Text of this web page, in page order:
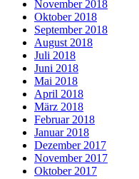
November 2018
Oktober 2018
September 2018
August 2018
Juli 2018
Juni 2018
Mai 2018
April 2018
März 2018
Februar 2018
Januar 2018
Dezember 2017
November 2017
Oktober 2017